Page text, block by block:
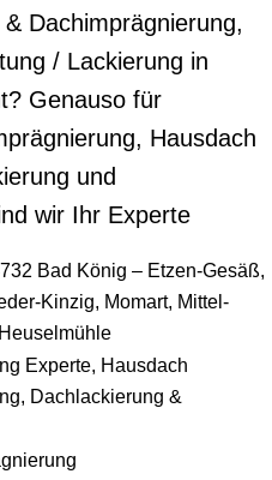
Dachimprägnierung,
/ Lackierung in
Genauso für
Hausdach
und
wir Ihr Experte
Bad König – Etzen-Gesäß,
Kinzig, Momart, Mittel-
Experte, Hausdach
Dachlackierung &